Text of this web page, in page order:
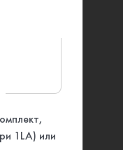
1LA) или